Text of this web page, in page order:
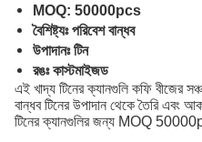
MOQ: 50000pcs
বৈশিষ্ট্যঃ পরিবেশ বান্ধব
উপাদানঃ টিন
রঙঃ কাস্টমাইজড
এই খাদ্য টিনের ক্যানগুলি কফি বীজের
বান্ধব টিনের উপাদান থেকে তৈরি এবং
টিনের ক্যানগুলির জন্য MOQ